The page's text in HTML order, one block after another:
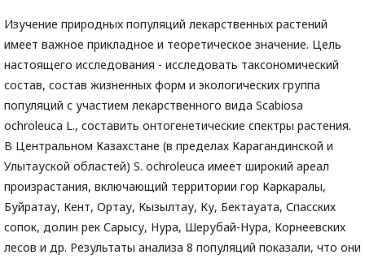
Изучение природных популяций лекарственных растений
имеет важное прикладное и теоретическое значение. Цель
настоящего исследования - исследовать таксономический
состав, состав жизненных форм и экологических группа
популяций с участием лекарственного вида Scabiosa
ochroleuca L., составить онтогенетические спектры растения.
В Центральном Казахстане (в пределах Карагандинской и
Улытауской областей) S. ochroleuca имеет широкий ареал
произрастания, включающий территории гор Каркаралы,
Буйратау, Кент, Ортау, Кызылтау, Ку, Бектауата, Спасских
сопок, долин рек Сарысу, Нура, Шерубай-Нура, Корнеевских
лесов и др. Результаты анализа 8 популяций показали, что они